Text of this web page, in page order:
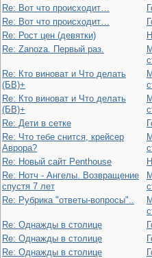
Re: Вот что происходит…
Re: Вот что происходит…
Re: Рост цен (девятки)
Re: Zanoza. Первый раз.
Re: Кто виноват и Что делать
(БВ)+
Re: Кто виноват и Что делать
(БВ)+
Re: Дети в сетке
Re: Что тебе снится, крейсер
Аврора?
Re: Новый сайт Penthouse
Re: Нотч - Ангелы. Возвращение
спустя 7 лет
Re: Рубрика "ответы-вопросы"..
Re: Однажды в столице
Re: Однажды в столице
Re: Однажды в столице